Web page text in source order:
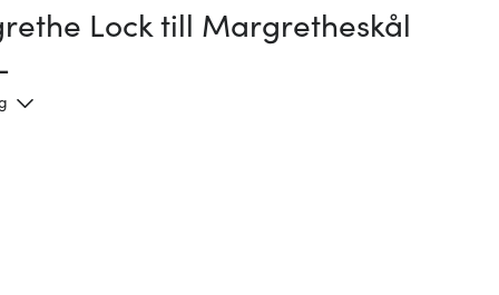
Lock till Margretheskål